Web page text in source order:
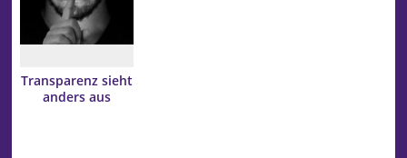
Transparenz sieht
anders aus